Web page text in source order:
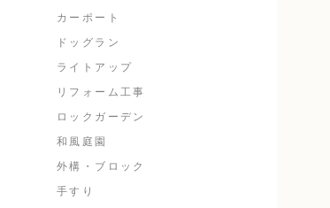
カーポート
ドッグラン
ライトアップ
リフォーム工事
ロックガーデン
和風庭園
外構・ブロック
手すり